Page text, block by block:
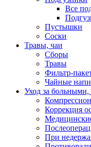
Все
Пустышки
Соски
Травы, чаи
Сборы
Травы
Фильтр-
Чайные
Уход за больными,
Коррекция
При